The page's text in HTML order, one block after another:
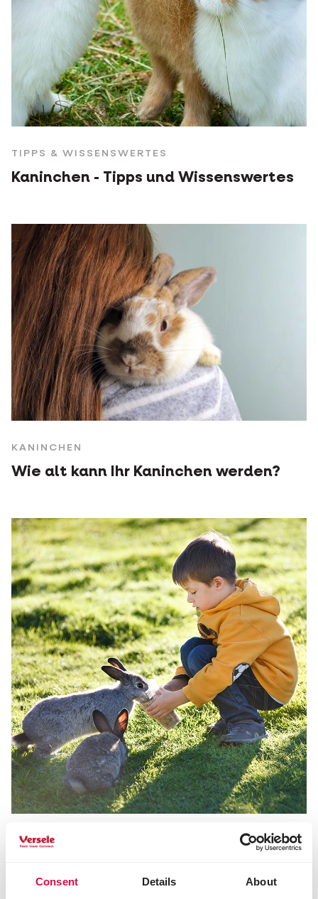
Consent Details About
TIPPS & WISSENSWERTES
Kaninchen - Tipps und Wissenswertes
KANINCHEN
Wie alt kann Ihr Kaninchen werden?
NAHRUNG
Kaninchen?